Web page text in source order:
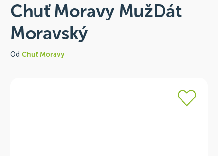
Chuť Moravy MužDát
Moravský
Od Chuť Moravy